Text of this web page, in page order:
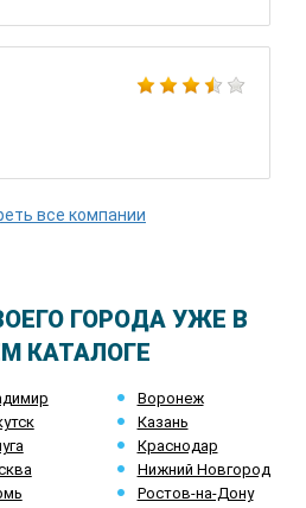
все компании
ГОРОДА УЖЕ В
КАТАЛОГЕ
Воронеж
Казань
Краснодар
Нижний Новгород
Ростов-на-Дону